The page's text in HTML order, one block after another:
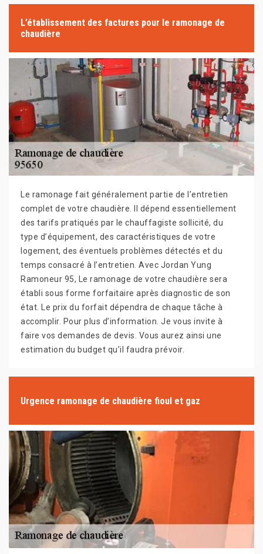
L’établissement des factures pour le ramonage de
chaudière
Le ramonage fait généralement partie de l’entretien
complet de votre chaudière. Il dépend essentiellement
des tarifs pratiqués par le chauffagiste sollicité, du
type d’équipement, des caractéristiques de votre
logement, des éventuels problèmes détectés et du
temps consacré à l’entretien. Avec Jordan Yung
Ramoneur 95, Le ramonage de votre chaudière sera
établi sous forme forfaitaire après diagnostic de son
état. Le prix du forfait dépendra de chaque tâche à
accomplir. Pour plus d’information. Je vous invite à
faire vos demandes de devis. Vous aurez ainsi une
estimation du budget qu’il faudra prévoir.
Urgence ramonage de chaudière fioul et gaz